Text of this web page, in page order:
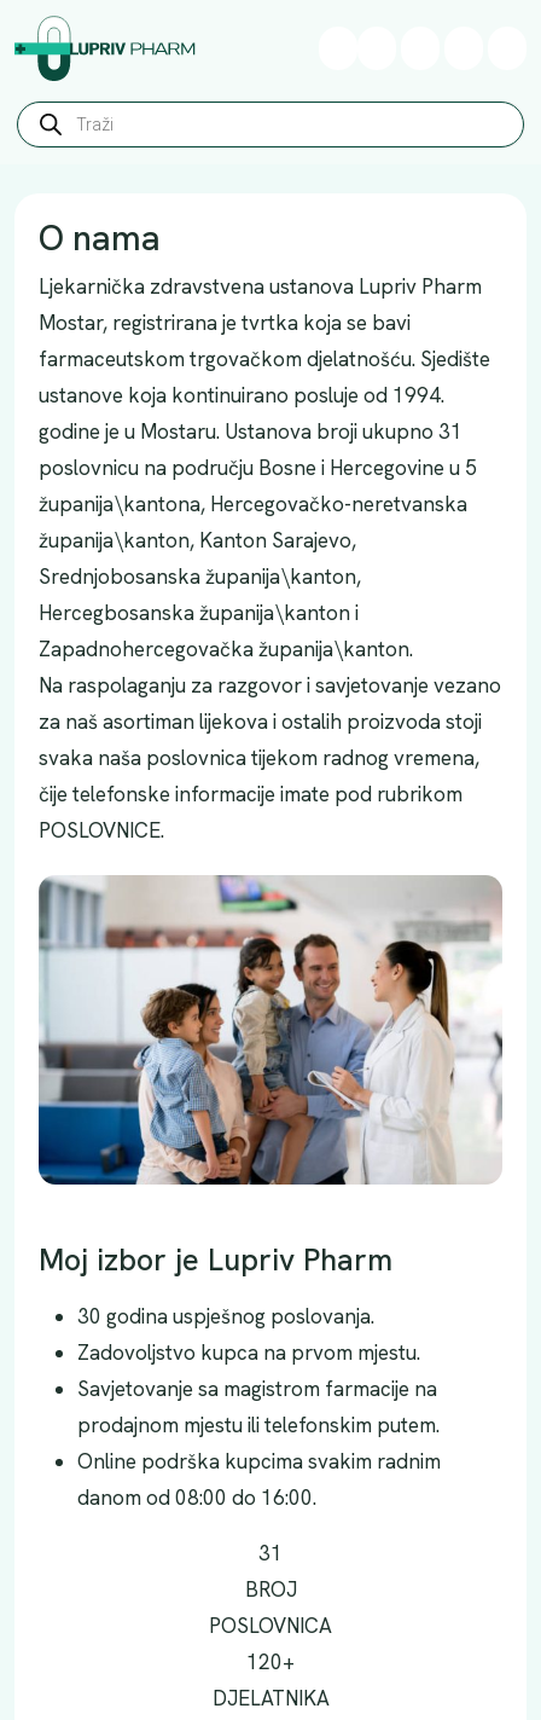
Skip to content
Skip to footer
P
r
o
O nama
Ljekarnička zdravstvena ustanova Lupriv Pharm
Mostar, registrirana je tvrtka koja se bavi
farmaceutskom trgovačkom djelatnošću. Sjedište
ustanove koja kontinuirano posluje od 1994.
godine je u Mostaru. Ustanova broji ukupno 31
poslovnicu na području Bosne i Hercegovine u 5
županija\kantona, Hercegovačko-neretvanska
županija\kanton, Kanton Sarajevo,
Srednjobosanska županija\kanton,
Hercegbosanska županija\kanton i
Zapadnohercegovačka županija\kanton.
Na raspolaganju za razgovor i savjetovanje vezano
za naš asortiman lijekova i ostalih proizvoda stoji
svaka naša poslovnica tijekom radnog vremena,
čije telefonske informacije imate pod rubrikom
POSLOVNICE.
Moj izbor je Lupriv Pharm
30 godina uspješnog poslovanja.
Zadovoljstvo kupca na prvom mjestu.
Savjetovanje sa magistrom farmacije na
prodajnom mjestu ili telefonskim putem.
Online podrška kupcima svakim radnim
danom od 08:00 do 16:00.
31
BROJ
POSLOVNICA
120+
DJELATNIKA